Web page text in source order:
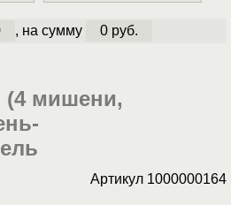
, на сумму 0 руб.
(4 мишени,
Артикул 1000000164